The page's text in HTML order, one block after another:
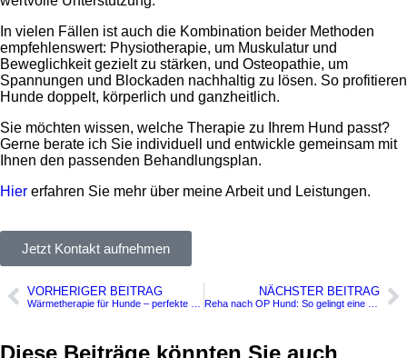
In vielen Fällen ist auch die Kombination beider Methoden
empfehlenswert: Physiotherapie, um Muskulatur und
Beweglichkeit gezielt zu stärken, und Osteopathie, um
Spannungen und Blockaden nachhaltig zu lösen. So profitieren
Hunde doppelt, körperlich und ganzheitlich.
Sie möchten wissen, welche Therapie zu Ihrem Hund passt?
Gerne berate ich Sie individuell und entwickle gemeinsam mit
Ihnen den passenden Behandlungsplan.
Hier erfahren Sie mehr über meine Arbeit und Leistungen.
Jetzt Kontakt aufnehmen
VORHERIGER BEITRAG NÄCHSTER BEITRAG